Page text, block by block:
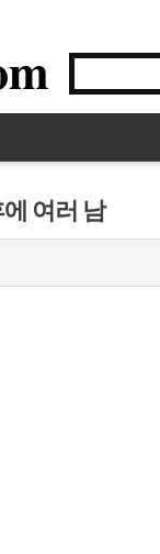
여러 남